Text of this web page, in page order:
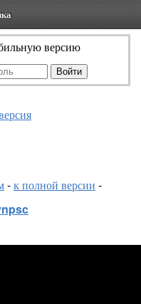
версию
-к полной версии -